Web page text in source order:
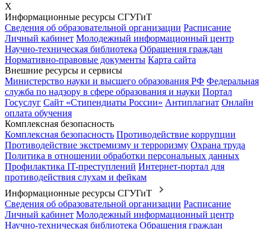
X
Информационные ресурсы СГУГиТ
Сведения об образовательной организации Расписание
Личный кабинет Молодежный информационный центр
Научно-техническая библиотека Обращения граждан
Нормативно-правовые документы Карта сайта
Внешние ресурсы и сервисы
Министерство науки и высшего образования РФ Федеральная
служба по надзору в сфере образования и науки Портал
Госуслуг Сайт «Стипендиаты России» Антиплагиат Онлайн
оплата обучения
Комплексная безопасность
Комплексная безопасность Противодействие коррупции
Противодействие экстремизму и терроризму Охрана труда
Политика в отношении обработки персональных данных
Профилактика IT-преступлений Интернет-портал для
противодействия слухам и фейкам
Информационные ресурсы СГУГиТ
Сведения об образовательной организации Расписание
Личный кабинет Молодежный информационный центр
Научно-техническая библиотека Обращения граждан